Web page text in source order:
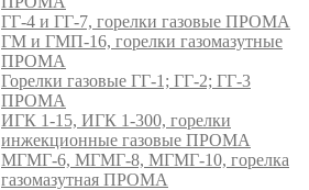
ГГ-4 и ГГ-7, горелки газовые ПРОМА
ГМ и ГМП-16, горелки газомазутные
ПРОМА
Горелки газовые ГГ-1; ГГ-2; ГГ-3
ПРОМА
ИГК 1-15, ИГК 1-300, горелки
инжекционные газовые ПРОМА
МГМГ-6, МГМГ-8, МГМГ-10, горелка
газомазутная ПРОМА